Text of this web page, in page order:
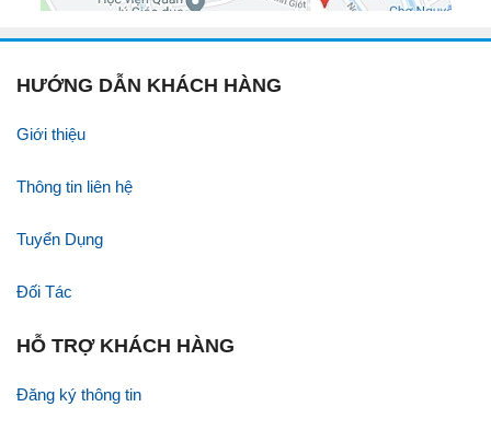
HƯỚNG DẪN KHÁCH HÀNG
Giới thiệu
Thông tin liên hệ
Tuyển Dụng
Đối Tác
HỖ TRỢ KHÁCH HÀNG
Đăng ký thông tin